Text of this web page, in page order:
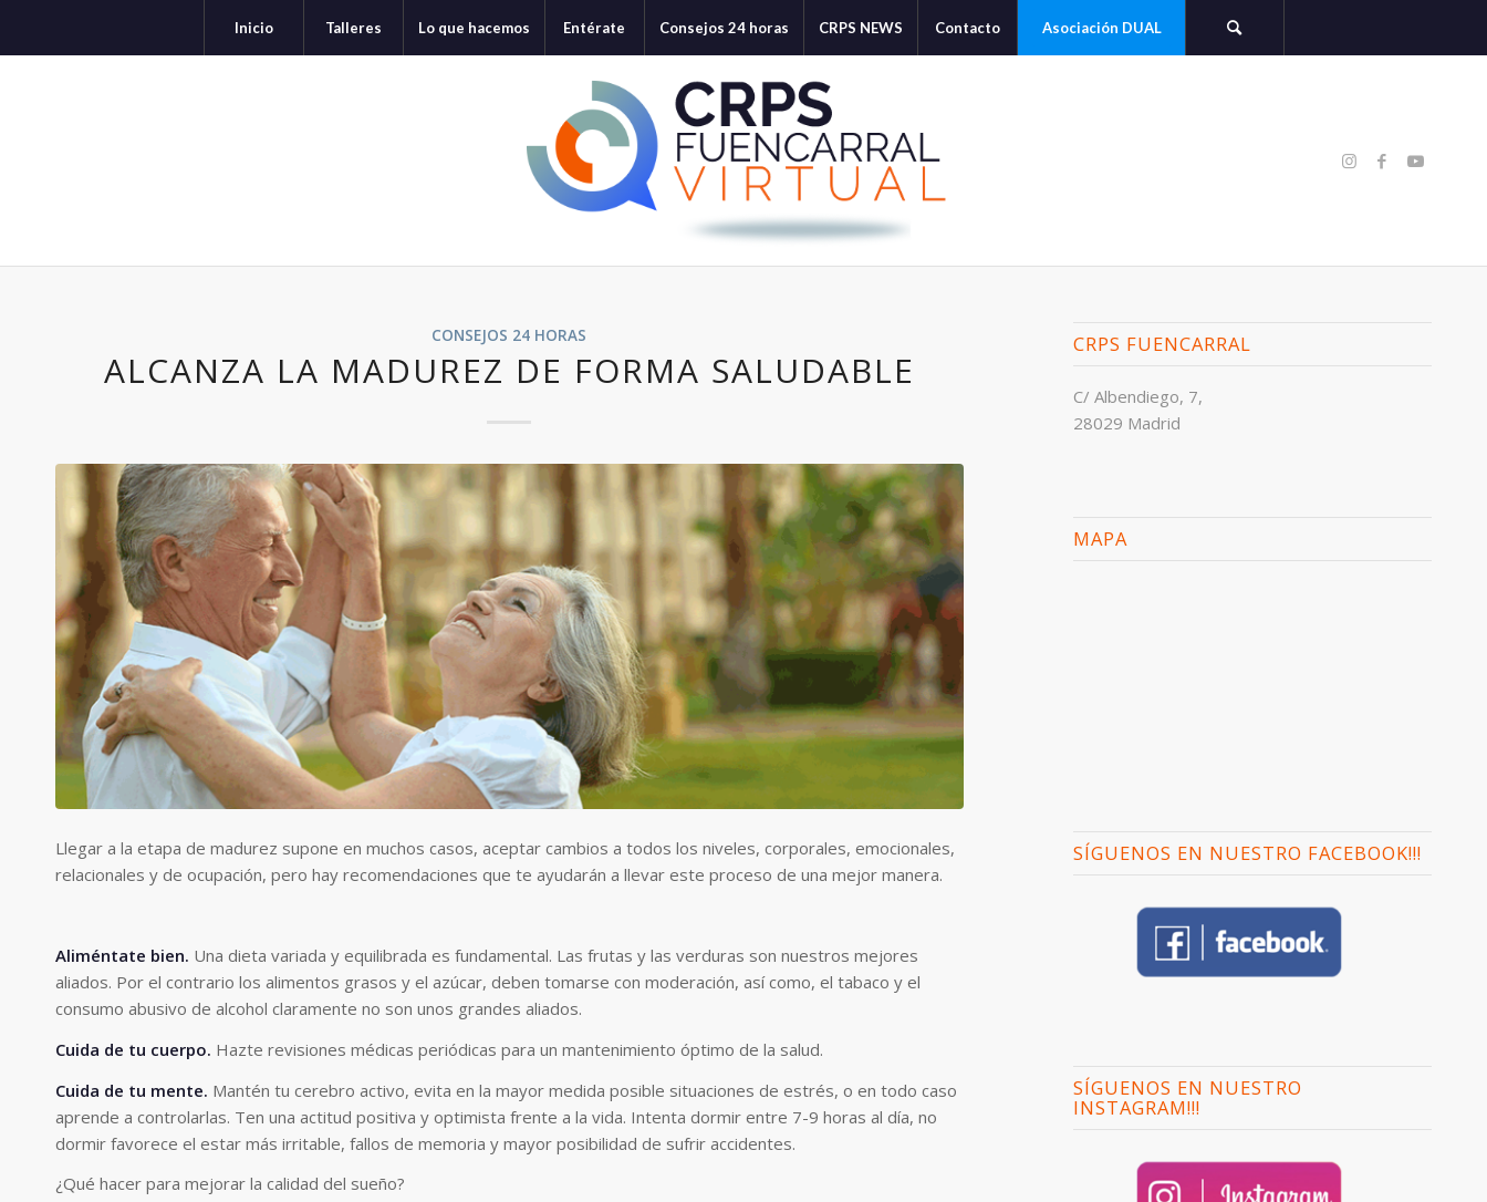
Inicio Talleres Lo que hacemos Entérate Consejos 24 horas CRPS NEWS Contacto Asociación DUAL
CONSEJOS 24 HORAS
ALCANZA LA MADUREZ DE FORMA SALUDABLE
Llegar a la etapa de madurez supone en muchos casos, aceptar cambios a todos los niveles, corporales, emocionales,
relacionales y de ocupación, pero hay recomendaciones que te ayudarán a llevar este proceso de una mejor manera.
Aliméntate bien. Una dieta variada y equilibrada es fundamental. Las frutas y las verduras son nuestros mejores
aliados. Por el contrario los alimentos grasos y el azúcar, deben tomarse con moderación, así como, el tabaco y el
consumo abusivo de alcohol claramente no son unos grandes aliados.
Cuida de tu cuerpo. Hazte revisiones médicas periódicas para un mantenimiento óptimo de la salud.
Cuida de tu mente. Mantén tu cerebro activo, evita en la mayor medida posible situaciones de estrés, o en todo caso
aprende a controlarlas. Ten una actitud positiva y optimista frente a la vida. Intenta dormir entre 7-9 horas al día, no
dormir favorece el estar más irritable, fallos de memoria y mayor posibilidad de sufrir accidentes.
¿Qué hacer para mejorar la calidad del sueño?
CRPS FUENCARRAL
C/ Albendiego, 7,
28029 Madrid
MAPA
SÍGUENOS EN NUESTRO FACEBOOK!!!
SÍGUENOS EN NUESTRO
INSTAGRAM!!!